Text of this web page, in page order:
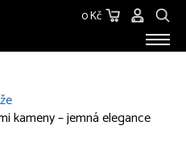
0 Kč
KONTAKT
kameny – jemná elegance